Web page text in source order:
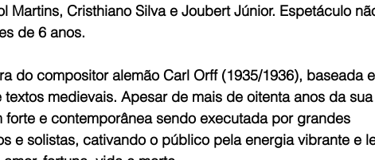
Martins, Cristhiano Silva e Joubert Júnior. Espetáculo
de 6 anos.
do compositor alemão Carl Orff (1935/1936), baseada
medievais. Apesar de mais de oitenta anos da sua
e contemporânea sendo executada por grandes
e solistas, cativando o público pela energia vibrante e